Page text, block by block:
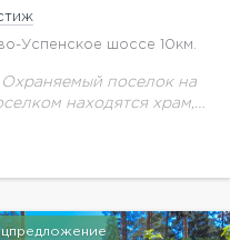
Успенское шоссе 10км.
поселок на
находятся храм,
в Барвиху через